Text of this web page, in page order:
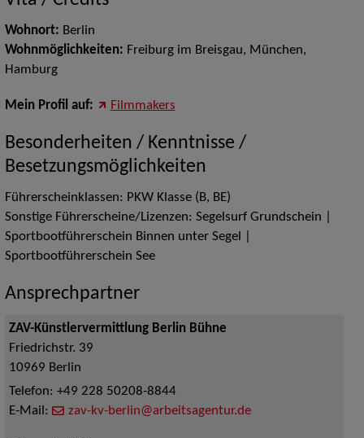
Wohnort: Berlin
Wohnmöglichkeiten: Freiburg im Breisgau, München,
Hamburg
Mein Profil auf: Filmmakers
Besonderheiten / Kenntnisse /
Besetzungsmöglichkeiten
Führerscheinklassen: PKW Klasse (B, BE)
Sonstige Führerscheine/Lizenzen: Segelsurf Grundschein |
Sportbootführerschein Binnen unter Segel |
Sportbootführerschein See
Ansprechpartner
ZAV-Künstlervermittlung Berlin Bühne
Friedrichstr. 39
10969 Berlin
Telefon: +49 228 50208-8844
E-Mail:
zav-kv-berlin@arbeitsagentur.de